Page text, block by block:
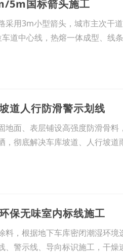
5m国标箭头施工
采用3m小型箭头，城市主次干
道中心线，热熔一体成型、线
道人行防滑警示划线
面、表层铺设高强度防滑骨料
彻底解决车库坡道、人行坡道
保无味室内标线施工
料，根据地下车库密闭潮湿环境
警示线、导向标识施工，干燥